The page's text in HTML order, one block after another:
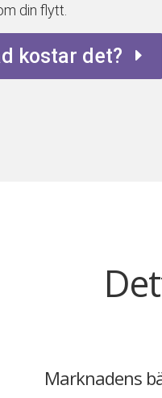
din flytt.
kostar det?
Marknadens